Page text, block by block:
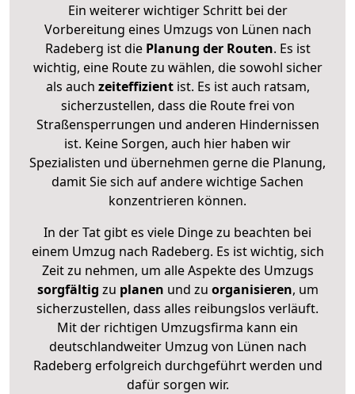
Ein weiterer wichtiger Schritt bei der
Vorbereitung eines Umzugs von Lünen nach
Radeberg ist diePlanung der Routen. Es ist
wichtig, eine Route zu wählen, die sowohl sicher
als auch zeiteffizientist. Es ist auch ratsam,
sicherzustellen, dass die Route frei von
Straßensperrungen und anderen Hindernissen
ist. Keine Sorgen, auch hier haben wir
Spezialisten und übernehmen gerne die Planung,
damit Sie sich auf andere wichtige Sachen
konzentrieren können.
In der Tat gibt es viele Dinge zu beachten bei
einem Umzug nach Radeberg. Es ist wichtig, sich
Zeit zu nehmen, um alle Aspekte des Umzugs
sorgfältig zu planen und zu organisieren, um
sicherzustellen, dass alles reibungslos verläuft.
Mit der richtigen Umzugsfirma kann ein
deutschlandweiter Umzug von Lünen nach
Radeberg erfolgreich durchgeführt werden und
dafür sorgen wir.